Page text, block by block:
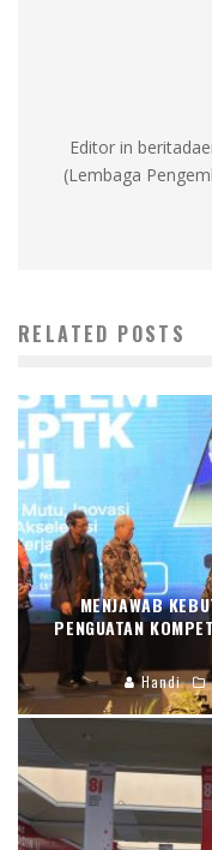
Editor in
(Lembaga
RELATED POSTS
MENJAWAB
PENGUATAN
Handi